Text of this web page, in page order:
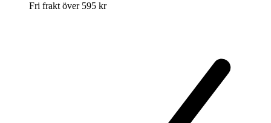
Fri frakt över 595 kr